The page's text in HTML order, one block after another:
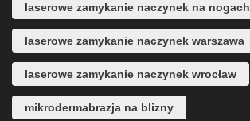
laserowe zamykanie naczynek na nogach
laserowe zamykanie naczynek warszawa
laserowe zamykanie naczynek wrocław
mikrodermabrazja na blizny